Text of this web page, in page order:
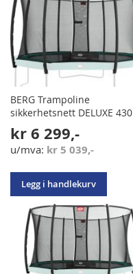
BERG Trampoline
sikkerhetsnett DELUXE 430
kr 6 299,-
kr 5 039,-
Legg i handlekurv